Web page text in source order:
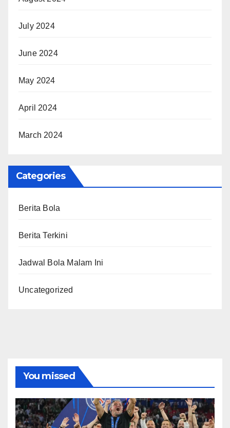
July 2024
June 2024
May 2024
April 2024
March 2024
Categories
Berita Bola
Berita Terkini
Jadwal Bola Malam Ini
Uncategorized
You missed